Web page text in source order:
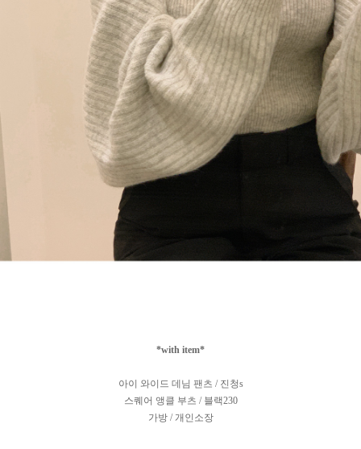
*with item*
아이 와이드 데님 팬츠 / 진청s
스퀘어 앵클 부츠 / 블랙230
가방 / 개인소장